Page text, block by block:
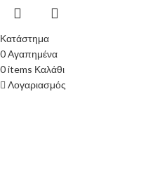
Κατάστημα
0Αγαπημένα
0items Καλάθι
Λογαριασμός